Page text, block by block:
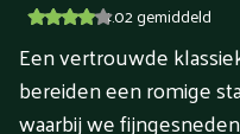
4.02gemiddeld
Een vertrouwde
bereiden een romige
waarbij we